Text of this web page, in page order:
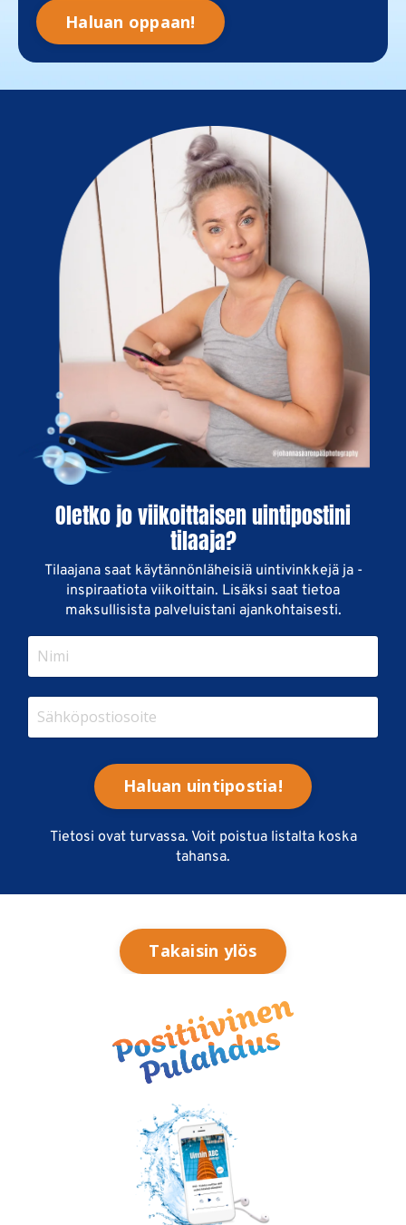
Haluan oppaan!
Oletko jo viikoittaisen uintipostini
tilaaja?
Tilaajana saat käytännönläheisiä uintivinkkejä ja -
inspiraatiota viikoittain. Lisäksi saat tietoa
maksullisista palveluistani ajankohtaisesti.
Haluan uintipostia!
Tietosi ovat turvassa. Voit poistua listalta koska
tahansa.
Takaisin ylös